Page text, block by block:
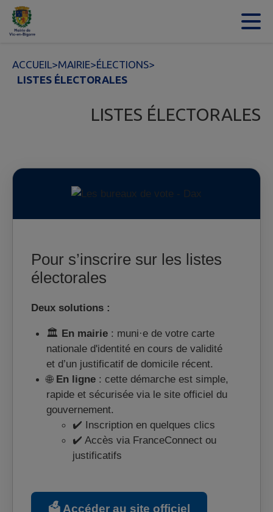
Contenu
ACCUEIL>MAIRIE>ÉLECTIONS>
LISTES ÉLECTORALES
LISTES ÉLECTORALES
Pour s’inscrire sur les listes
électorales
Deux solutions :
🏛️ En mairie : muni·e de votre carte
nationale d'identité en cours de validité
et d’un justificatif de domicile récent.
🌐 En ligne : cette démarche est simple,
rapide et sécurisée via le site officiel du
gouvernement.
✔️ Inscription en quelques clics
✔️ Accès via FranceConnect ou
justificatifs
🗳️ Accéder au site officiel